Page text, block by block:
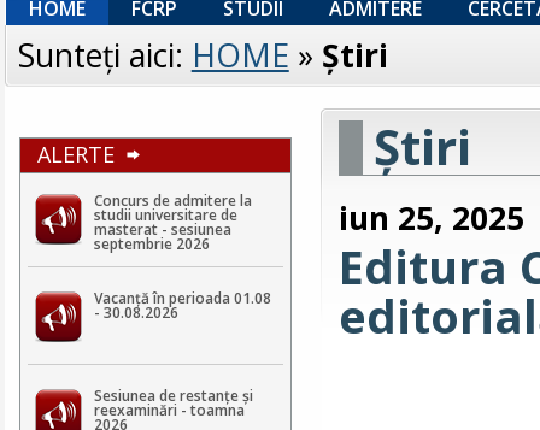
HOME FCRP STUDII ADMITERE
Sunteţi aici: HOME » Ştiri
ALERTE
Concurs de admitere la
studii universitare de
masterat - sesiunea
septembrie 2026
Vacanță în perioada 01.08
- 30.08.2026
Sesiunea de restanțe și
reexaminări - toamna
2026
Ştiri
iun 25, 2025
Editura